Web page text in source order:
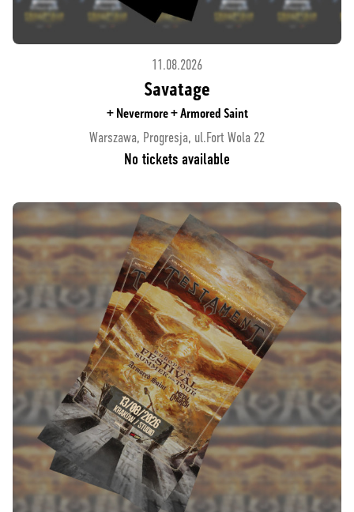
11.08.2026
Savatage
+ Nevermore + Armored Saint
Warszawa, Progresja, ul.Fort Wola 22
No tickets available